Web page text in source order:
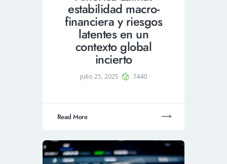
estabilidad macro-
financiera y riesgos
latentes en un
contexto global
incierto
julio 25, 2025 7440
Read More